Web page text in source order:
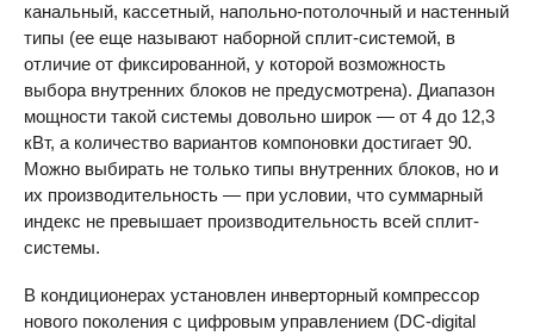
канальный, кассетный, напольно-потолочный и настенный
типы (ее еще называют наборной сплит-системой, в
отличие от фиксированной, у которой возможность
выбора внутренних блоков не предусмотрена). Диапазон
мощности такой системы довольно широк — от 4 до 12,3
кВт, а количество вариантов компоновки достигает 90.
Можно выбирать не только типы внутренних блоков, но и
их производительность — при условии, что суммарный
индекс не превышает производительность всей сплит-
системы.
В кондиционерах установлен инверторный компрессор
нового поколения с цифровым управлением (DC-digital